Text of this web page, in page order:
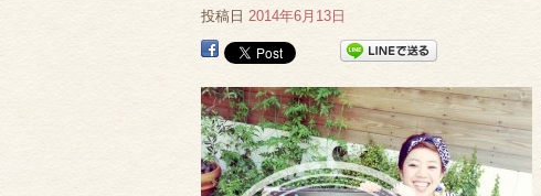
投稿日 2014年6月13日